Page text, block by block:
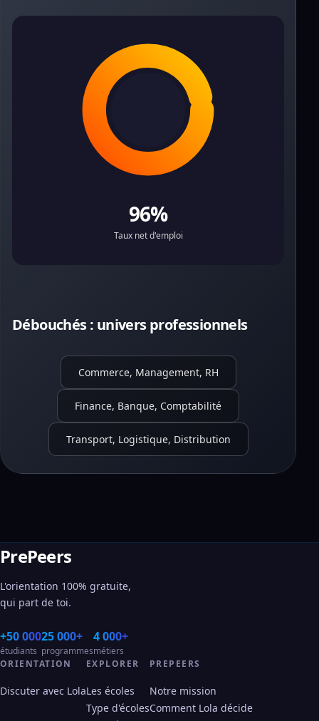
96%
Taux net d'emploi
Débouchés : univers professionnels
Commerce, Management, RH
Finance, Banque, Comptabilité
Transport, Logistique, Distribution
PrePeers
L'orientation 100% gratuite,
qui part de toi.
+50 000
étudiants
25 000+
programmes
4 000+
métiers
ORIENTATION
Discuter avec Lola
EXPLORER
Les écoles
Type d'écoles
PREPEERS
Notre mission
Comment Lola décide